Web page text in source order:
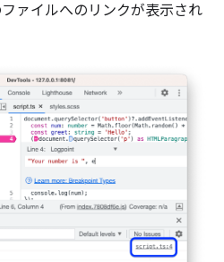
ァイルへのリンクが表示され